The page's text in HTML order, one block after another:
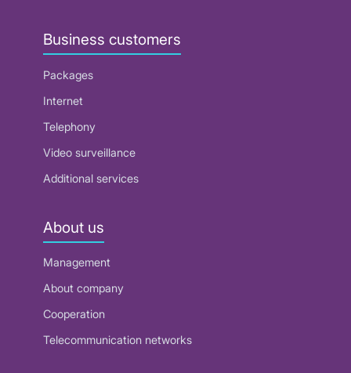
Business customers
Packages
Internet
Telephony
Video surveillance
Additional services
About us
Management
About company
Cooperation
Telecommunication networks